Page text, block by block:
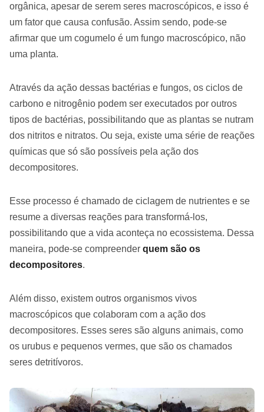
orgânica, apesar de serem seres macroscópicos, e isso é
um fator que causa confusão. Assim sendo, pode-se
afirmar que um cogumelo é um fungo macroscópico, não
uma planta.
Através da ação dessas bactérias e fungos, os ciclos de
carbono e nitrogênio podem ser executados por outros
tipos de bactérias, possibilitando que as plantas se nutram
dos nitritos e nitratos. Ou seja, existe uma série de reações
químicas que só são possíveis pela ação dos
decompositores.
Esse processo é chamado de ciclagem de nutrientes e se
resume a diversas reações para transformá-los,
possibilitando que a vida aconteça no ecossistema. Dessa
maneira, pode-se compreender quem são os
decompositores.
Além disso, existem outros organismos vivos
macroscópicos que colaboram com a ação dos
decompositores. Esses seres são alguns animais, como
os urubus e pequenos vermes, que são os chamados
seres detritívoros.